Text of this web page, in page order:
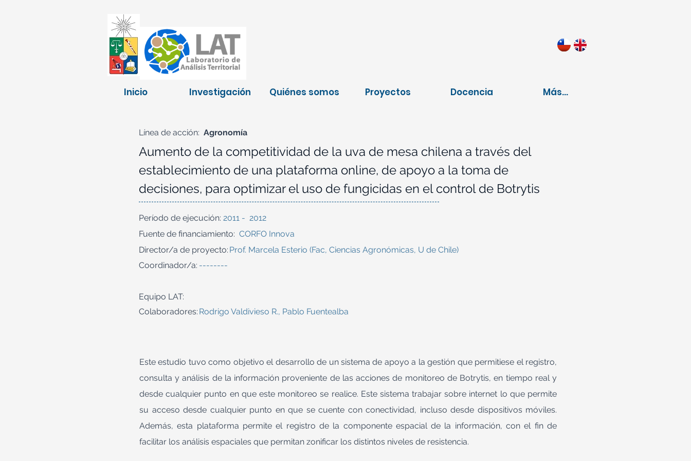
Inicio Investigación Quiénes somos Proyectos Docencia Más...
Línea de acción: Agronomía
Aumento de la competitividad de la uva de mesa chilena a través del
establecimiento de una plataforma online, de apoyo a la toma de
decisiones, para optimizar el uso de fungicidas en el control de Botrytis
Período de ejecución: 2011 - 2012
Fuente de financiamiento: CORFO Innova
Director/a de proyecto: Prof. Marcela Esterio (Fac, Ciencias Agronómicas, U de Chile)
Coordinador/a: --------
Equipo LAT:
Colaboradores: Rodrigo Valdivieso R., Pablo Fuentealba
Este estudio tuvo como objetivo el desarrollo de un sistema de apoyo a la gestión que permitiese el registro,
consulta y análisis de la información proveniente de las acciones de monitoreo de Botrytis, en tiempo real y
desde cualquier punto en que este monitoreo se realice. Este sistema trabajar sobre internet lo que permite
su acceso desde cualquier punto en que se cuente con conectividad, incluso desde dispositivos móviles.
Además, esta plataforma permite el registro de la componente espacial de la información, con el fin de
facilitar los análisis espaciales que permitan zonificar los distintos niveles de resistencia.